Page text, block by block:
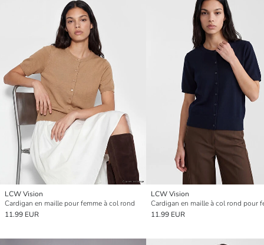
LCW Vision
Cardigan en maille pour femme à col rond
11.99 EUR
LCW Vision
Cardigan en maille à col rond pour
11.99 EUR